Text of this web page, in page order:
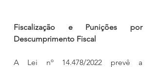
Fiscalização e Punições por
Descumprimento Fiscal
A Lei nº 14.478/2022 prevê a